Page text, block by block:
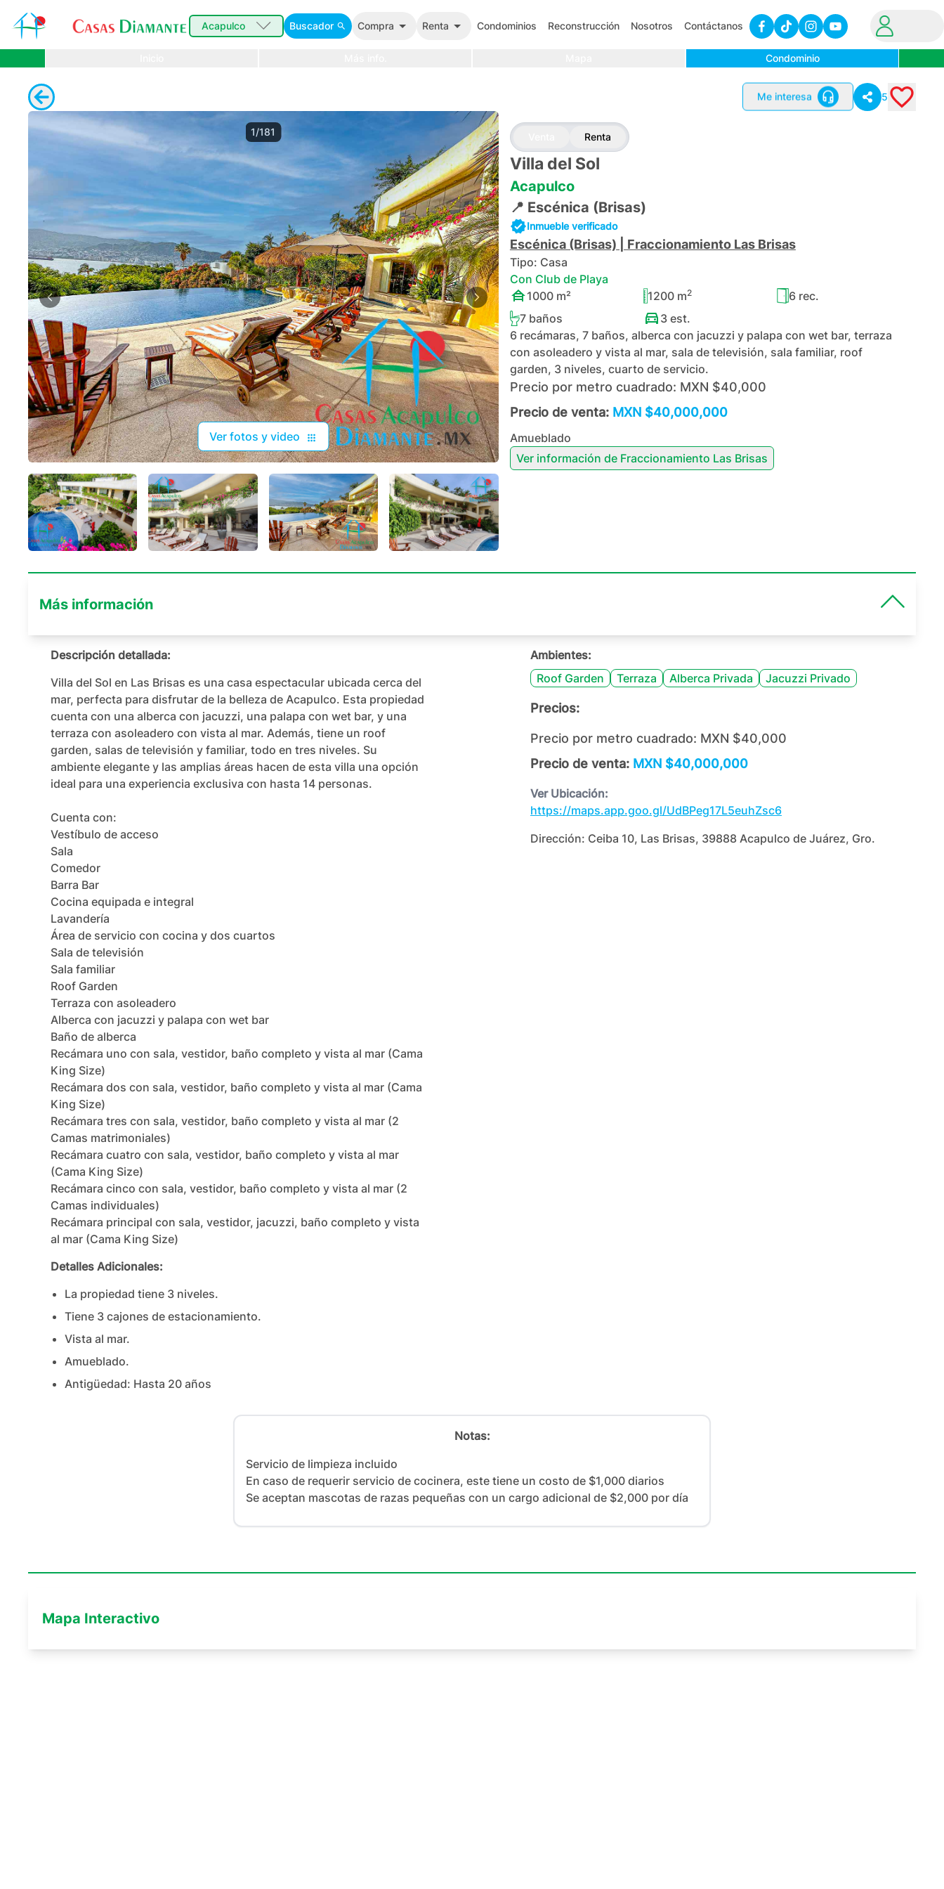
Acapulco Buscador Compra Renta Condominios Reconstrucción Nosotros Contáctanos
Condominio
Me interesa 5
1/181
Ver fotos y video
+177
Renta
Villa del Sol
Acapulco
📍 Escénica (Brisas)
Inmueble verificado
Escénica (Brisas) Fraccionamiento Las Brisas
Tipo: Casa
Con Club de Playa
1000m² 1200 m2 6rec.
7 baños 3est.
6 recámaras, 7 baños, alberca con jacuzzi y palapa con wet bar, terraza
con asoleadero y vista al mar, sala de televisión, sala familiar, roof
garden, 3 niveles, cuarto de servicio.
Precio por metro cuadrado: MXN $40,000
Precio de venta: MXN $40,000,000
Amueblado
Ver información de Fraccionamiento Las Brisas
Más información
Descripción detallada:
Villa del Sol en Las Brisas es una casa espectacular ubicada cerca del
mar, perfecta para disfrutar de la belleza de Acapulco. Esta propiedad
cuenta con una alberca con jacuzzi, una palapa con wet bar, y una
terraza con asoleadero con vista al mar. Además, tiene un roof
garden, salas de televisión y familiar, todo en tres niveles. Su
ambiente elegante y las amplias áreas hacen de esta villa una opción
ideal para una experiencia exclusiva con hasta 14 personas.
Cuenta con:
Vestíbulo de acceso
Sala
Comedor
Barra Bar
Cocina equipada e integral
Lavandería
Área de servicio con cocina y dos cuartos
Sala de televisión
Sala familiar
Roof Garden
Terraza con asoleadero
Alberca con jacuzzi y palapa con wet bar
Baño de alberca
Recámara uno con sala, vestidor, baño completo y vista al mar (Cama
King Size)
Recámara dos con sala, vestidor, baño completo y vista al mar (Cama
King Size)
Recámara tres con sala, vestidor, baño completo y vista al mar (2
Camas matrimoniales)
Recámara cuatro con sala, vestidor, baño completo y vista al mar
(Cama King Size)
Recámara cinco con sala, vestidor, baño completo y vista al mar (2
Camas individuales)
Recámara principal con sala, vestidor, jacuzzi, baño completo y vista
al mar (Cama King Size)
Detalles Adicionales:
La propiedad tiene 3 niveles.
Tiene 3 cajones de estacionamiento.
Vista al mar.
Amueblado.
Antigüedad: Hasta 20 años
Ambientes:
Roof Garden
Terraza Alberca Privada Jacuzzi Privado
Precios:
Precio por metro cuadrado: MXN $40,000
Precio de venta: MXN $40,000,000
Ver Ubicación:
https://maps.app.goo.gl/UdBPeg17L5euhZsc6
Dirección: Ceiba 10, Las Brisas, 39888 Acapulco de Juárez, Gro.
Notas:
Servicio de limpieza incluido
En caso de requerir servicio de cocinera, este tiene un costo de $1,000 diarios
Se aceptan mascotas de razas pequeñas con un cargo adicional de $2,000 por día
Mapa Interactivo